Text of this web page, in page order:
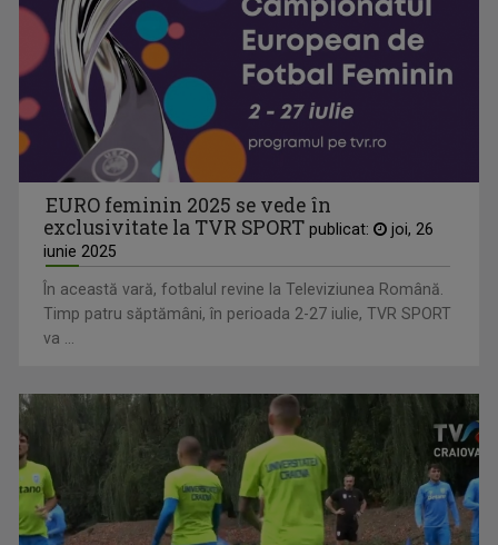
EURO feminin 2025 se vede în
exclusivitate la TVR SPORT publicat:
joi, 26
iunie 2025
În această vară, fotbalul revine la Televiziunea Română.
Timp patru săptămâni, în perioada 2-27 iulie, TVR SPORT
va ...